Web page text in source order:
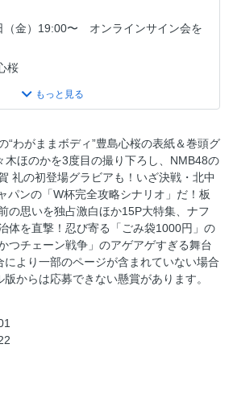
金）19:00〜 オンラインサイン会を
桜
W杯》超解剖！これが森保ジャパンの
W杯》オランダ人選手＆記者が語る「日
方法」
寄る「ごみ袋1000円」の危機
すまし詐欺」の巧妙な手口
三冠王”になれるか!?
チェーン戦争」のアゲアゲすぎる舞台裏
革の着地点
し麺」BEST10
つわる基礎知識
W杯》スポーツのキワミ 元代表監督・
“わがままボディ”豊島心桜の表紙＆巻頭グ
木ほのかを3度目の撮り下ろし、NMB48の
礼の初登場グラビアも！いざ決戦・北中
パンの「W杯完全攻略シナリオ」だ！板
の思いを独占激白ほか15P大特集、ナフ
体を直撃！忍び寄る「ごみ袋1000円」の
つチェーン戦争」のアゲアゲすぎる舞台
より一部のページが含まれていない場合
からは応募できない懸賞があります。